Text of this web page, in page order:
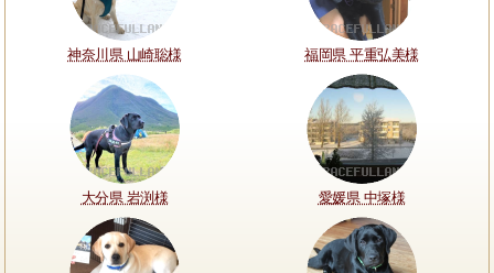
神奈川県 山崎聡様 福岡県 平重弘美様
大分県 岩渕様 愛媛県 中塚様